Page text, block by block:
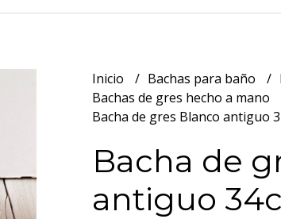
Inicio Bachas para baño
Bachas de gres hecho a mano
Bacha de gres Blanco antiguo
Bacha de
antiguo